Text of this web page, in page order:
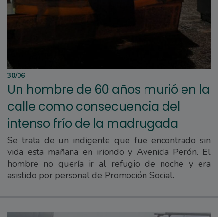
30/06
Un hombre de 60 años murió en la
calle como consecuencia del
intenso frío de la madrugada
Se trata de un indigente que fue encontrado sin
vida esta mañana en iriondo y Avenida Perón. El
hombre no quería ir al refugio de noche y era
asistido por personal de Promoción Social.